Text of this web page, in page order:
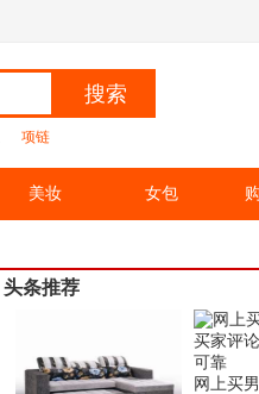
搜索
项链
美妆 女包
头条推荐
网上买